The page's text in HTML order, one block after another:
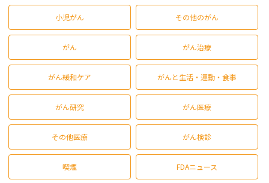
小児がん その他のがん
がん がん治療
がん緩和ケア がんと生活・運動・食事
がん研究 がん医療
その他医療 がん検診
喫煙 FDAニュース